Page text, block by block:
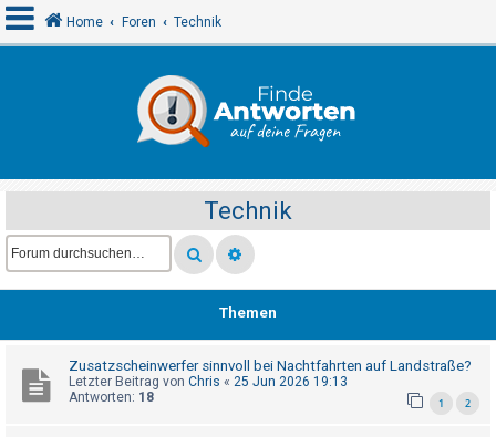
e
l
d
e
R
e
Home Foren Technik
Technik
Themen
Zusatzscheinwerfer sinnvoll bei Nachtfahrten auf Landstraße?
Letzter Beitrag von Chris « 25 Jun 2026 19:13
Antworten: 18 1 2